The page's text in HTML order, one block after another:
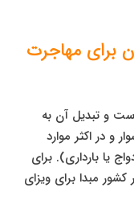
برای مهاجرت
و تبدیل آن به
و در اکثر موارد
یا بارداری). برای
مبدا برای ویزای